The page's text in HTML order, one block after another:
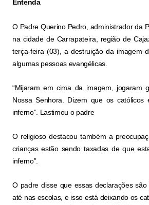
Entenda
O Padre Querino Pedro, administrador da
na cidade de Carrapateira, região de
terça-feira (03), a destruição da imagem
algumas pessoas evangélicas.
“Mijaram em cima da imagem, jogaram
Nossa Senhora. Dizem que os católicos
inferno”. Lastimou o padre
O religioso destacou também a
crianças estão sendo taxadas de que
inferno”.
O padre disse que essas declarações
até nas escolas, e isso está deixando os